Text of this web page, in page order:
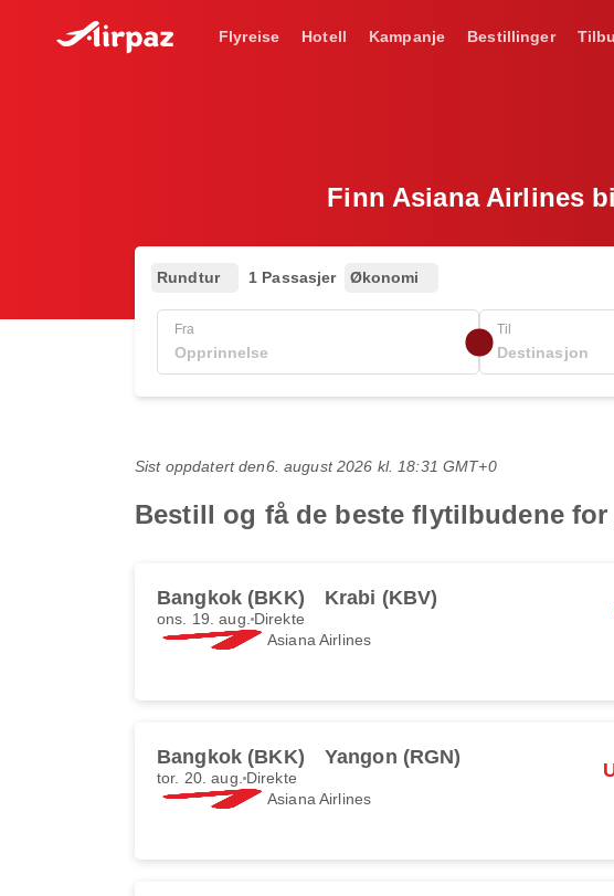
Flyreise Hotell Kampanje Bestillinger
Finn Asiana Airlines
Rundtur 1 Passasjer Økonomi
Fra Til
Sist oppdatert den6. august 2026 kl. 18:31 GMT+0
Bestill og få de beste flytilbudene
Bangkok (BKK) Krabi (KBV)
ons. 19. aug. Direkte
Asiana Airlines
Bangkok (BKK) Yangon (RGN)
tor. 20. aug. Direkte
Asiana Airlines